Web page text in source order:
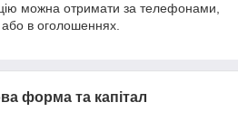
можна отримати за телефонами,
або в оголошеннях.
форма та капітал